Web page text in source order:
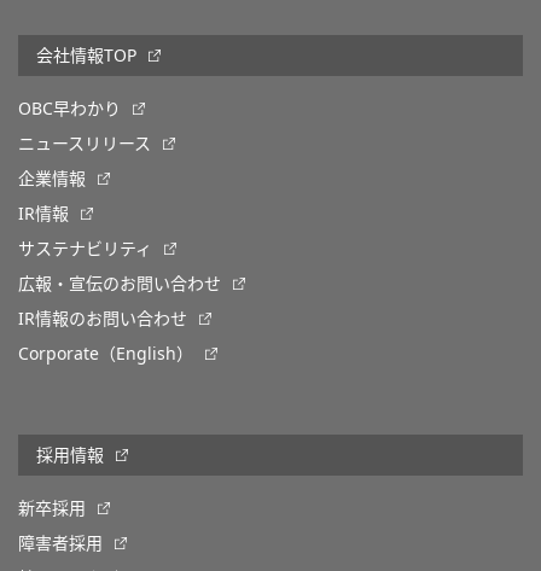
会社情報TOP
OBC早わかり
ニュースリリース
企業情報
IR情報
サステナビリティ
広報・宣伝のお問い合わせ
IR情報のお問い合わせ
Corporate（English）
採用情報
新卒採用
障害者採用